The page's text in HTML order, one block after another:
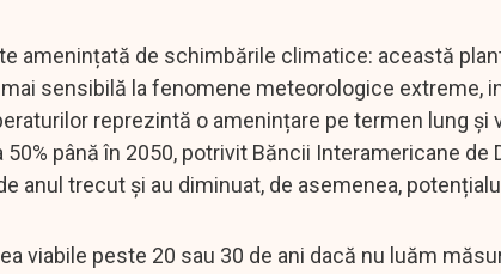
amenințată de schimbările climatice: această
sensibilă la fenomene meteorologice extreme,
reprezintă o amenințare pe termen lung
până în 2050, potrivit Băncii Interamericane de
anul trecut și au diminuat, de asemenea,
viabile peste 20 sau 30 de ani dacă nu luăm